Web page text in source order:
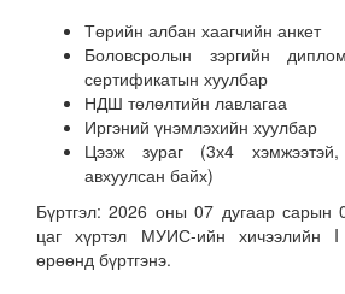
Төрийн албан хаагчийн анкет
Боловсролын зэргийн
сертификатын хуулбар
НДШ төлөлтийн лавлагаа
Иргэний үнэмлэхийн хуулбар
Цээж зураг (3х4 хэмжээтэй,
авхуулсан байх)
Бүртгэл:2026 оны07 дугаар сарын
цаг хүртэл МУИС-ийн хичээлийн
өрөөнд бүртгэнэ.